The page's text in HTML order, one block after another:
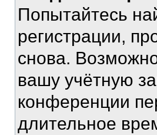
Попытайтесь
регистрации,
снова.
вашу учётную
конференции
длительное